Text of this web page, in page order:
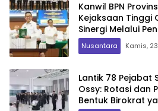
Kanwil BPN
Kejaksaan Tinggi
Sinergi Melalui
Perjanjian Kerja
Nusantara Kamis,
Lantik 78 Pejabat
Ossy: Rotasi dan
Bentuk Birokrat